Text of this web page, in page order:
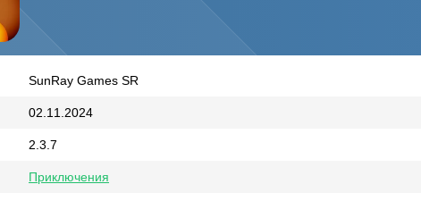
SunRay Games SR
02.11.2024
2.3.7
Приключения